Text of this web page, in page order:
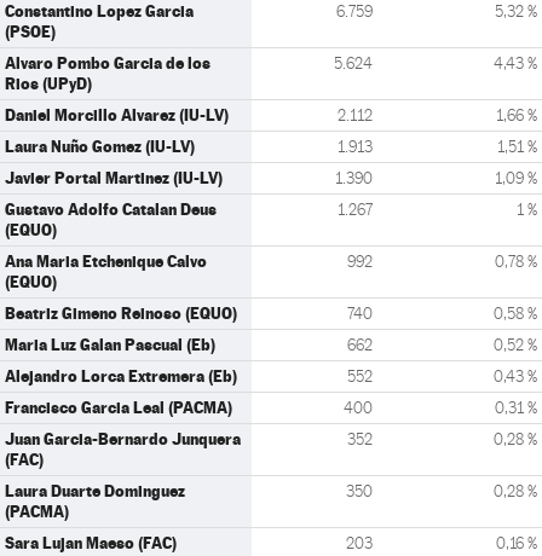
Constantino Lopez Garcia
(PSOE)
6.759 5,32 %
Alvaro Pombo Garcia de los
Rios (UPyD)
5.624 4,43 %
Daniel Morcillo Alvarez (IU-LV) 2.112 1,66 %
Laura Nuño Gomez (IU-LV) 1.913 1,51 %
Javier Portal Martinez (IU-LV) 1.390 1,09 %
Gustavo Adolfo Catalan Deus
(EQUO)
1.267 1 %
Ana Maria Etchenique Calvo
(EQUO)
992 0,78 %
Beatriz Gimeno Reinoso (EQUO) 740 0,58 %
Maria Luz Galan Pascual (Eb) 662 0,52 %
Alejandro Lorca Extremera (Eb) 552 0,43 %
Francisco Garcia Leal (PACMA) 400 0,31 %
Juan Garcia-Bernardo Junquera
(FAC)
352 0,28 %
Laura Duarte Dominguez
(PACMA)
350 0,28 %
Sara Lujan Maeso (FAC) 203 0,16 %